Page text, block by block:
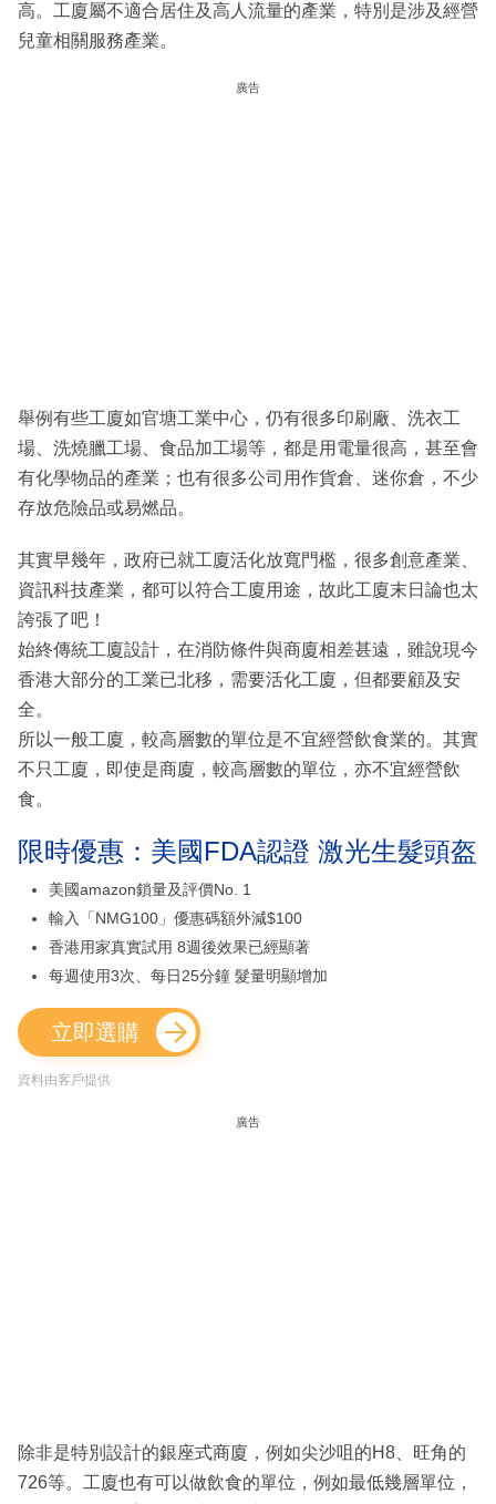
高。工廈屬不適合居住及高人流量的產業，特別是涉及經營
兒童相關服務產業。
廣告
舉例有些工廈如官塘工業中心，仍有很多印刷廠、洗衣工
場、洗燒臘工場、食品加工場等，都是用電量很高，甚至會
有化學物品的產業；也有很多公司用作貨倉、迷你倉，不少
存放危險品或易燃品。
其實早幾年，政府已就工廈活化放寬門檻，很多創意產業、
資訊科技產業，都可以符合工廈用途，故此工廈末日論也太
誇張了吧！
始終傳統工廈設計，在消防條件與商廈相差甚遠，雖說現今
香港大部分的工業已北移，需要活化工廈，但都要顧及安
全。
所以一般工廈，較高層數的單位是不宜經營飲食業的。其實
不只工廈，即使是商廈，較高層數的單位，亦不宜經營飲
食。
限時優惠：美國FDA認證 激光生髮頭盔
美國amazon鎖量及評價No. 1
輸入「NMG100」優惠碼額外減$100
香港用家真實試用 8週後效果已經顯著
每週使用3次、每日25分鐘 髮量明顯增加
立即選購
資料由客戶提供
廣告
除非是特別設計的銀座式商廈，例如尖沙咀的H8、旺角的
726等。工廈也有可以做飲食的單位，例如最低幾層單位，